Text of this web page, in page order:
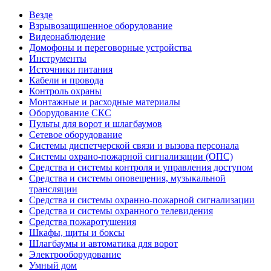
Везде
Взрывозащищенное оборудование
Видеонаблюдение
Домофоны и переговорные устройства
Инструменты
Источники питания
Кабели и провода
Контроль охраны
Монтажные и расходные материалы
Оборудование СКС
Пульты для ворот и шлагбаумов
Сетевое оборудование
Системы диспетчерской связи и вызова персонала
Системы охрано-пожарной сигнализации (ОПС)
Средства и системы контроля и управления доступом
Средства и системы оповещения, музыкальной
трансляции
Средства и системы охранно-пожарной сигнализации
Средства и системы охранного телевидения
Средства пожаротушения
Шкафы, щиты и боксы
Шлагбаумы и автоматика для ворот
Электрооборудование
Умный дом